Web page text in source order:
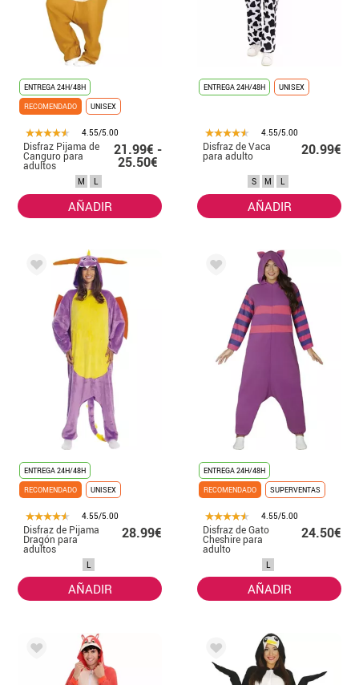
ENTREGA 24H/48H
RECOMENDADO
UNISEX
4.55/5.00
Disfraz Pijama de
Canguro para
adultos
21.99€ -
25.50€
M L
AÑADIR
ENTREGA 24H/48H UNISEX
4.55/5.00
Disfraz de Vaca
para adulto 20.99€
S M L
AÑADIR
ENTREGA 24H/48H
RECOMENDADO
UNISEX
4.55/5.00
Disfraz de Pijama
Dragón para
adultos
28.99€
L
AÑADIR
ENTREGA 24H/48H
RECOMENDADO
SUPERVENTAS
4.55/5.00
Disfraz de Gato
Cheshire para
adulto
24.50€
L
AÑADIR